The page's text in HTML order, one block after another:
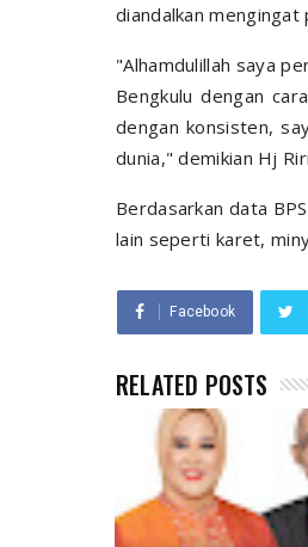
diandalkan
"Alhamdulillah saya
Bengkulu dengan
dengan konsisten,
dunia," demikian Hj
Berdasarkan data
lain seperti karet,
Facebook
RELATED POSTS